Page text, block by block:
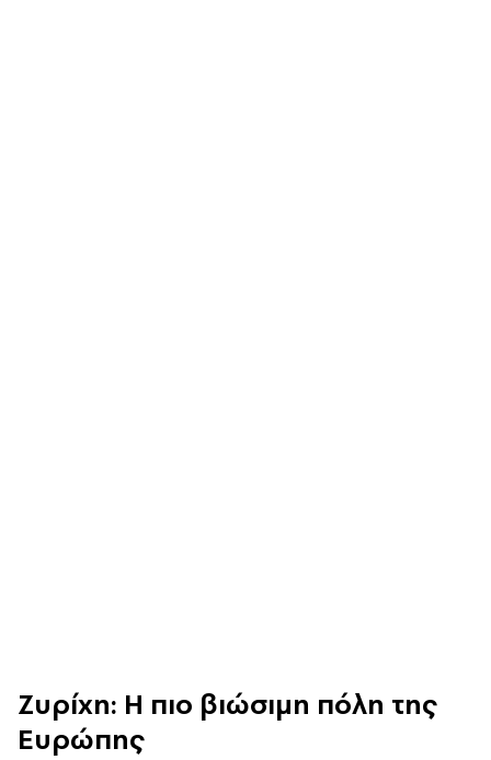
Ζυρίχη: Η πιο βιώσιμη πόλη της
Ευρώπης